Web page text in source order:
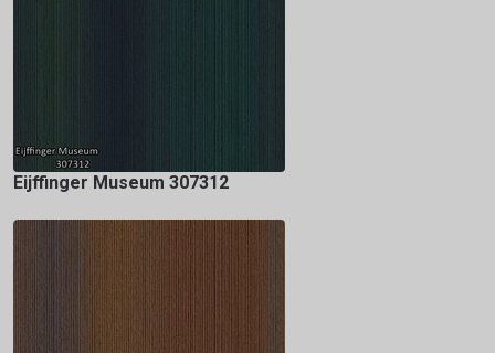
Eijffinger Museum 307312